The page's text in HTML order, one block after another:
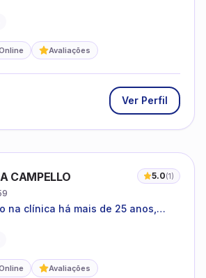
Avaliações
Ver Perfil
CAMPELLO 5.0(1)
na clínica há mais de 25 anos,
com experiência em
Avaliações